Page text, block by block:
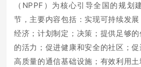
（NPPF）为核心引导全国的规划
节，主要内容包括：实现可持续发
经济；计划制定；决策；提供足够
的活力；促进健康和安全的社区；
高质量的通信基础设施；有效利用